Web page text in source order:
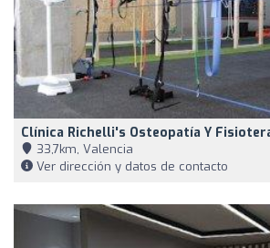
Clínica Richelli's Osteopatía Y
33,7km, Valencia
Ver dirección y datos de contacto